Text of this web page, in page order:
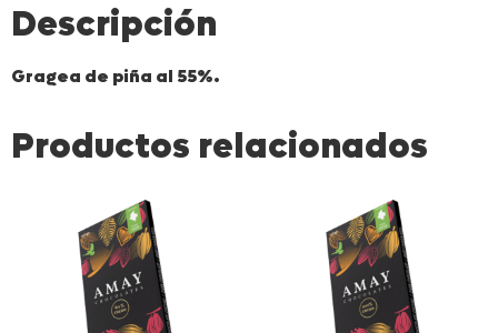
Descripción
Gragea de piña al 55%.
Productos relacionados